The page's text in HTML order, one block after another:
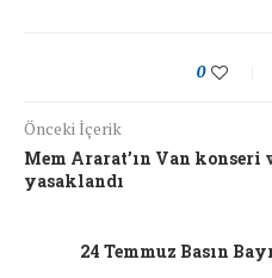
0
Önceki İçerik
Mem Ararat’ın Van
yasaklandı
24 Temmuz Basın